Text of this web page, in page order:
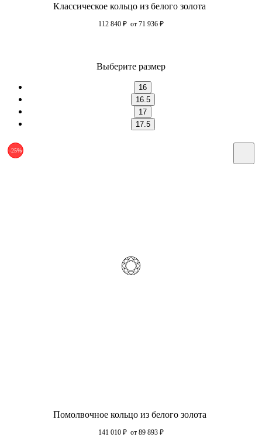
Классическое кольцо из белого золота
112 840 ₽ от 71 936 ₽
Выберите размер
16
16.5
17
17.5
-25%
Помолвочное кольцо из белого золота
141 010 ₽ от 89 893 ₽